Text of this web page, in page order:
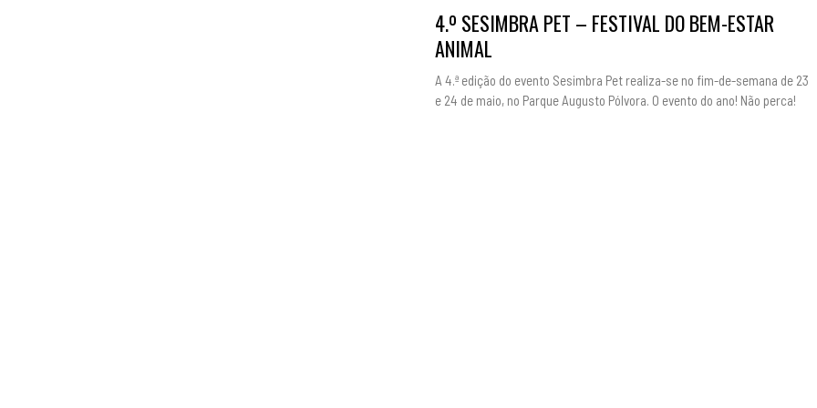
4.º SESIMBRA PET – FESTIVAL DO BEM-ESTAR
ANIMAL
A 4.ª edição do evento Sesimbra Pet realiza-se no fim-de-semana de 23
e 24 de maio, no Parque Augusto Pólvora. O evento do ano! Não perca!